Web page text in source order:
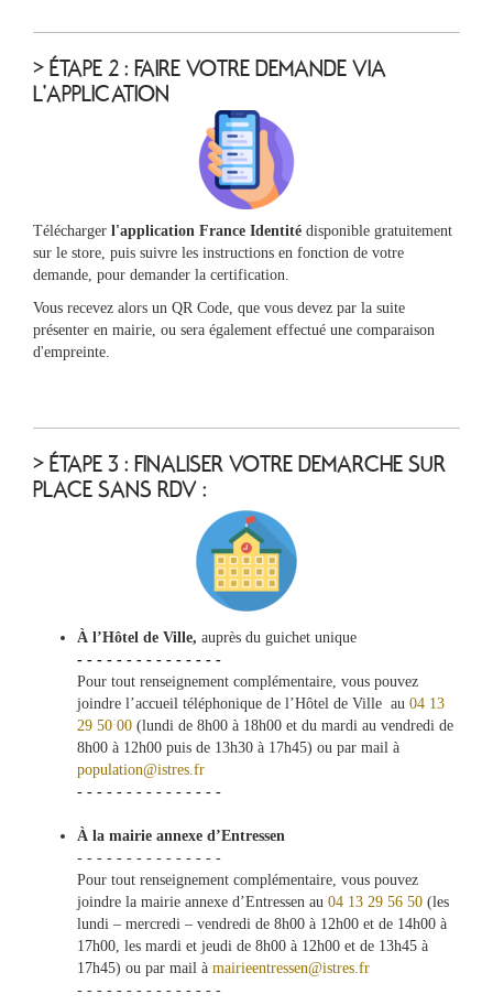
> ÉTAPE 2 : FAIRE VOTRE DEMANDE VIA
L'APPLICATION
Télécharger l'application France Identité disponible gratuitement
sur le store, puis suivre les instructions en fonction de votre
demande, pour demander la certification.
Vous recevez alors un QR Code, que vous devez par la suite
présenter en mairie, ou sera également effectué une comparaison
d'empreinte.
> ÉTAPE 3 : FINALISER VOTRE DEMARCHE SUR
PLACE SANS RDV :
À l’Hôtel de Ville, auprès du guichet unique
- - - - - - - - - - - - - - -
Pour tout renseignement complémentaire, vous pouvez
joindre l’accueil téléphonique de l’Hôtel de Ville au 04 13
29 50 00 (lundi de 8h00 à 18h00 et du mardi au vendredi de
8h00 à 12h00 puis de 13h30 à 17h45) ou par mail à
population@istres.fr
- - - - - - - - - - - - - - -
À la mairie annexe d’Entressen
- - - - - - - - - - - - - - -
Pour tout renseignement complémentaire, vous pouvez
joindre la mairie annexe d’Entressen au 04 13 29 56 50 (les
lundi – mercredi – vendredi de 8h00 à 12h00 et de 14h00 à
17h00, les mardi et jeudi de 8h00 à 12h00 et de 13h45 à
17h45) ou par mail à mairieentressen@istres.fr
- - - - - - - - - - - - - - -